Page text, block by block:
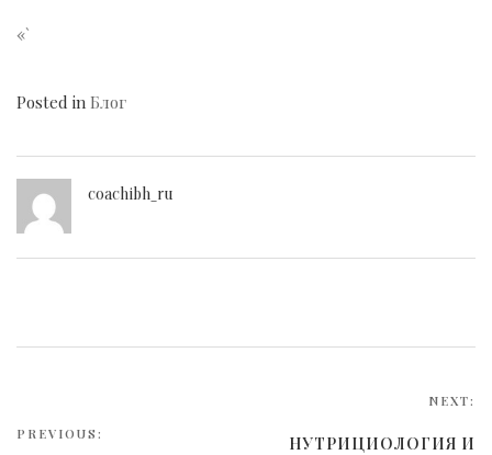
«`
Posted in Блог
coachibh_ru
PREVIOUS:
NEXT:
НУТРИЦИОЛОГИЯ И